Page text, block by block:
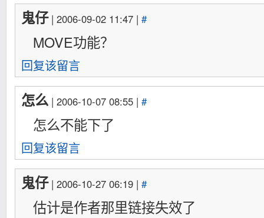
鬼仔| 2006-09-02 11:47 | #
MOVE功能？
回复该留言
怎么 | 2006-10-07 08:55 | #
怎么不能下了
回复该留言
鬼仔| 2006-10-27 06:19 | #
估计是作者那里链接失效了